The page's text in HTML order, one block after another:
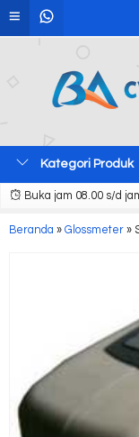
Kategori Produk
Buka jam 08.00 s/d
Beranda » Glossmeter »